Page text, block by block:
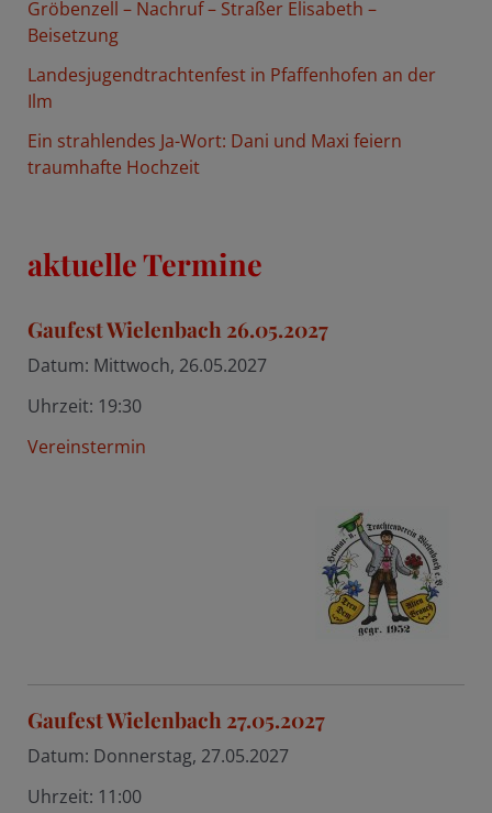
:
Gröbenzell – Nachruf – Straßer Elisabeth –
Beisetzung
Landesjugendtrachtenfest in Pfaffenhofen an der
Ilm
Ein strahlendes Ja-Wort: Dani und Maxi feiern
traumhafte Hochzeit
aktuelle Termine
Gaufest Wielenbach 26.05.2027
Datum: Mittwoch, 26.05.2027
Uhrzeit: 19:30
Vereinstermin
Gaufest Wielenbach 27.05.2027
Datum: Donnerstag, 27.05.2027
Uhrzeit: 11:00